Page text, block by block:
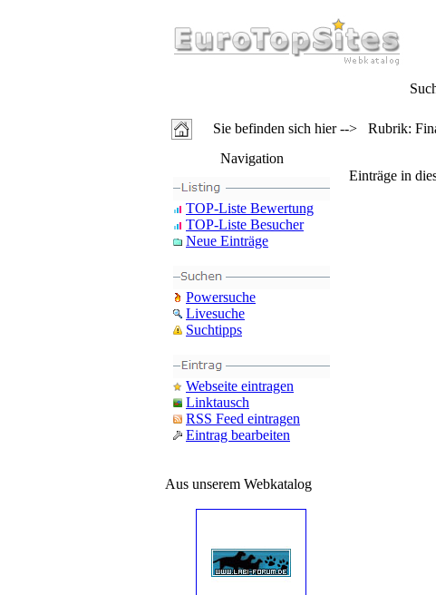
Sie befinden sich hier --> Rubrik:
Navigation
TOP-Liste Bewertung
TOP-Liste Besucher
Neue Einträge
Powersuche
Livesuche
Suchtipps
Webseite eintragen
Linktausch
RSS Feed eintragen
Eintrag bearbeiten
Aus unserem Webkatalog
Einträge in